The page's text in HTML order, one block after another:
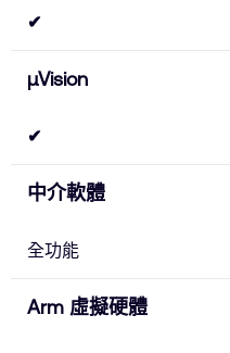
✔
µVision
✔
中介軟體
全功能
Arm 虛擬硬體